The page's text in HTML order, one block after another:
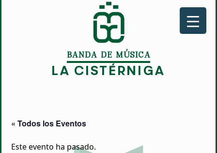
BANDA DE MÚSICA
LA CISTÉRNIGA
« Todos los Eventos
Este evento ha pasado.